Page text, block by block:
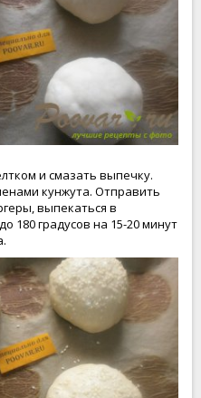
и смазать выпечку.
кунжута. Отправить
выпекаться в
180 градусов на 15-20 минут